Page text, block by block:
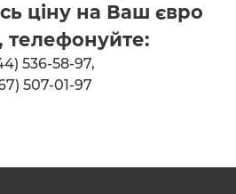
ціну на Ваш євро
телефонуйте:
536-58-97,
507-01-97